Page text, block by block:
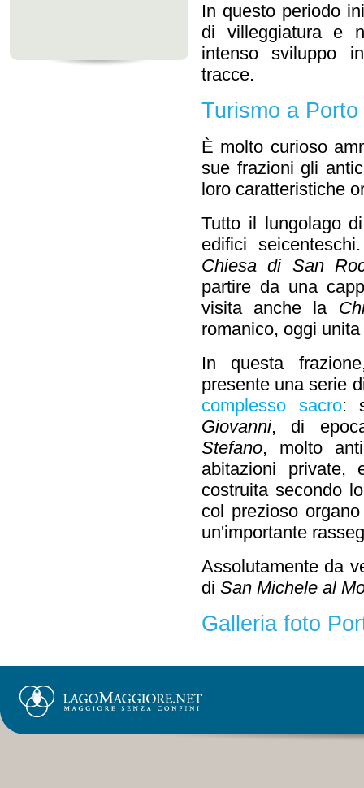
In questo periodo
di villeggiatura e
intenso sviluppo
tracce.
Turismo a
È molto curioso
sue frazioni gli
loro caratteristiche
Tutto il lungolago
edifici
Chiesa di San
partire da una
visita anche la
romanico, oggi
In questa
presente una serie
complesso sacro:
Giovanni, di
Stefano, molto
abitazioni
costruita secondo
col prezioso
un'importante
Assolutamente da
di San Michele al
Galleria foto